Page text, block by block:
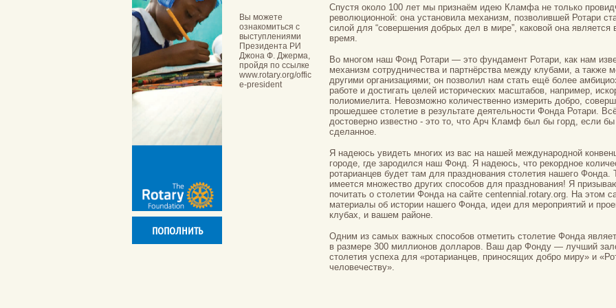
Спустя около 100 лет мы признаём идею Кламфа не только
революционной: она установила механизм, позволившей Ротари
силой для “совершения добрых дел в мире”, каковой она является
время.
Во многом наш Фонд Ротари — это фундамент Ротари, как нам
механизм сотрудничества и партнёрства между клубами, а также
другими организациями; он позволил нам стать ещё более
работе и достигать целей исторических масштабов, например,
полиомиелита. Невозможно количественно измерить добро,
прошедшее столетие в результате деятельности Фонда Ротари.
достоверно известно - это то, что Арч Кламф был бы горд, если
сделанное.
Я надеюсь увидеть многих из вас на нашей международной
городе, где зародился наш Фонд. Я надеюсь, что рекордное
ротарианцев будет там для празднования столетия нашего
имеется множество других способов для празднования! Я
почитать о столетии Фонда на сайте centennial.rotary.org. На этом
материалы об истории нашего Фонда, идеи для мероприятий и
клубах, и вашем районе.
Одним из самых важных способов отметить столетие Фонда
в размере 300 миллионов долларов. Ваш дар Фонду — лучший
столетия успеха для «ротарианцев, приносящих добро миру» и
человечеству».
Вы можете
ознакомиться с
выступлениями
Президента РИ
Джона Ф. Джерма,
пройдя по ссылке
www.rotary.org/offic
e-president
ПОПОЛНИТЬ